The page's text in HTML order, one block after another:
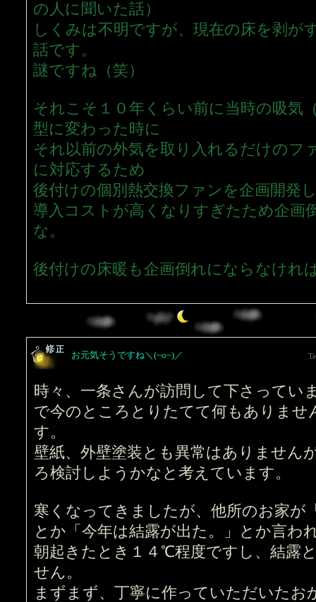
の人に聞いた話）
しくみは不明ですが、現在の床を剥が
話です。
謎ですね（笑）
それこそ１０年くらい前に当時の吸気
型に変わった時に
それ以前の外気を取り入れるだけのフ
に対応するため
後付けの個別熱交換ファンを企画開発
導入コストが高くなりすぎたため企画
な。
後付けの床暖も企画倒れにならなけれ
お元気そうですね＼(~o~)／
時々、一条さんが訪問して下さってい
で今のところとりたてて何もありませ
す。
壁紙、外壁塗装とも異常はありません
ろ検討しようかなと考えています。
寒くなってきましたが、他所のお家が
とか「今年は結露が出た。」とか言わ
朝起きたとき１４℃程度ですし、結露
せん。
まずまず、丁寧に作っていただいたお